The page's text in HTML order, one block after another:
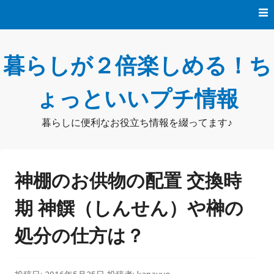
ツ
へ
暮らしが２倍楽しめる！ち
ょっといいプチ情報
暮らしに便利なお役立ち情報を綴ってます♪
神棚のお供物の配置 交換時
期 神饌（しんせん）や榊の
処分の仕方は？